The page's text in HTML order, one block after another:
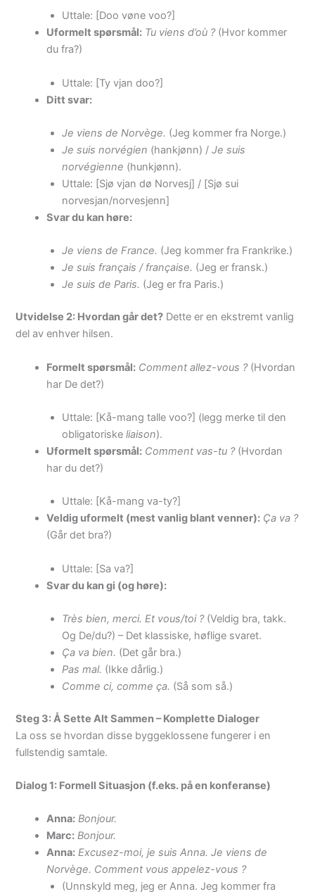
Uttale: [Doo vøne voo?]
Uformelt spørsmål: Tu viens d’où ?(Hvor kommer
du fra?)
Uttale: [Ty vjan doo?]
Ditt svar:
Je viens de Norvège. (Jeg kommer fra Norge.)
Je suis norvégien (hankjønn) /Je suis
norvégienne (hunkjønn).
Uttale: [Sjø vjan dø Norvesj] / [Sjø sui
norvesjan/norvesjenn]
Svar du kan høre:
Je viens de France. (Jeg kommer fra Frankrike.)
Je suis français / française. (Jeg er fransk.)
Je suis de Paris. (Jeg er fra Paris.)
Utvidelse 2: Hvordan går det? Dette er en ekstremt vanlig
del av enhver hilsen.
Formelt spørsmål: Comment allez-vous ?(Hvordan
har De det?)
Uttale: [Kå-mang talle voo?] (legg merke til den
obligatoriskeliaison).
Uformelt spørsmål: Comment vas-tu ?(Hvordan
har du det?)
Uttale: [Kå-mang va-ty?]
Veldig uformelt (mest vanlig blant venner): Ça va ?
(Går det bra?)
Uttale: [Sa va?]
Svar du kan gi (og høre):
Très bien, merci. Et vous/toi ?(Veldig bra, takk.
Og De/du?) – Det klassiske, høflige svaret.
Ça va bien. (Det går bra.)
Pas mal. (Ikke dårlig.)
Comme ci, comme ça. (Så som så.)
Steg 3: Å Sette Alt Sammen – Komplette Dialoger
La oss se hvordan disse byggeklossene fungerer i en
fullstendig samtale.
Dialog 1: Formell Situasjon (f.eks. på en konferanse)
Anna: Bonjour.
Marc: Bonjour.
Anna: Excusez-moi, je suis Anna. Je viens de
Norvège. Comment vous appelez-vous ?
(Unnskyld meg, jeg er Anna. Jeg kommer fra